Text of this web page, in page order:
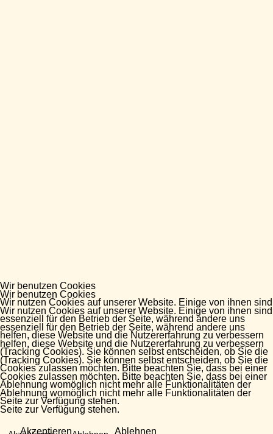
Wir benutzen Cookies
Wir nutzen Cookies auf unserer Website. Einige von ihnen sind
essenziell für den Betrieb der Seite, während andere uns
helfen, diese Website und die Nutzererfahrung zu verbessern
(Tracking Cookies). Sie können selbst entscheiden, ob Sie die
Cookies zulassen möchten. Bitte beachten Sie, dass bei einer
Ablehnung womöglich nicht mehr alle Funktionalitäten der
Seite zur Verfügung stehen.
Wir benutzen Cookies
Wir nutzen Cookies auf unserer Website. Einige von ihnen sind
essenziell für den Betrieb der Seite, während andere uns
helfen, diese Website und die Nutzererfahrung zu verbessern
(Tracking Cookies). Sie können selbst entscheiden, ob Sie die
Cookies zulassen möchten. Bitte beachten Sie, dass bei einer
Ablehnung womöglich nicht mehr alle Funktionalitäten der
Seite zur Verfügung stehen.
Akzeptieren Ablehnen